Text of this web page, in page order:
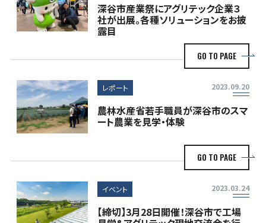
深谷市産業祭にアグリテック企業３
社が出展。各種ソリューションをお披
露目
GO TO PAGE
レポート 2023.09.20
農林水産省若手職員が深谷市のスマ
ート農業を見学・体験
GO TO PAGE
イベント 2023.03.24
【締切】3月28日開催！深谷市で工場